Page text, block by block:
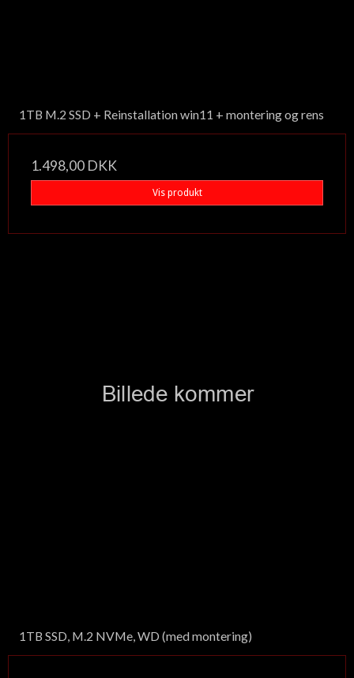
1TB M.2 SSD + Reinstallation win11 + montering og rens
1.498,00 DKK
Vis produkt
1TB SSD, M.2 NVMe, WD (med montering)